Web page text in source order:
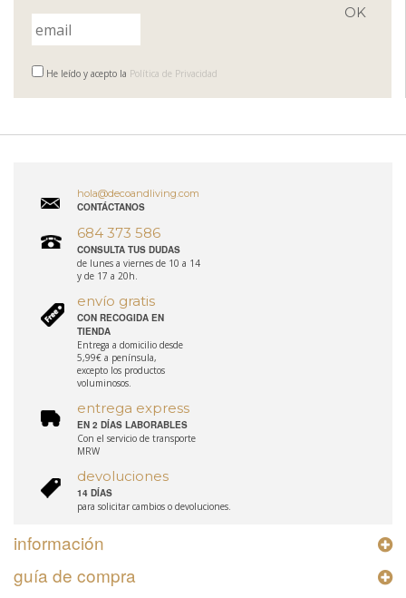
He leído y acepto la Política de Privacidad
hola@decoandliving.com
CONTÁCTANOS
684 373 586
CONSULTA TUS DUDAS
de lunes a viernes de 10 a 14
y de 17 a 20h.
envío gratis
CON RECOGIDA EN
TIENDA
Entrega a domicilio desde
5,99€ a península,
excepto los productos
voluminosos.
entrega express
EN 2 DÍAS LABORABLES
Con el servicio de transporte
MRW
devoluciones
14 DÍAS
para solicitar cambios o devoluciones.
información
guía de compra